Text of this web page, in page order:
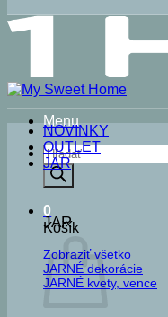
Menu
Products
search
0
Košík
NOVINKY
OUTLET
JAR
JAR
Zobraziť všetko
JARNÉ dekorácie
JARNÉ kvety, vence